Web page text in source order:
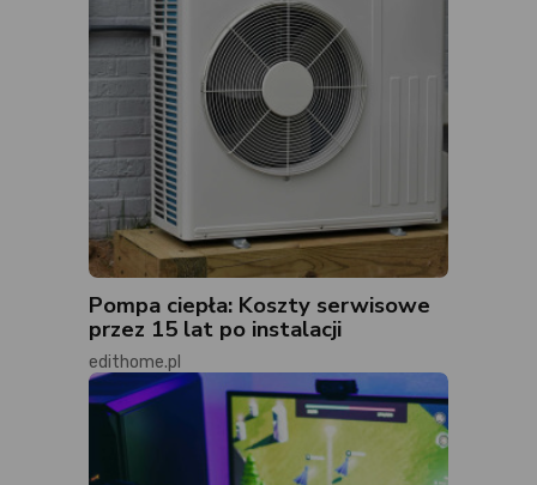
Pompa ciepła: Koszty serwisowe
przez 15 lat po instalacji
edithome.pl